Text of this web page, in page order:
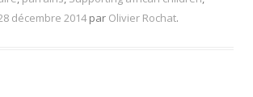
décembre 2014 par Olivier Rochat.